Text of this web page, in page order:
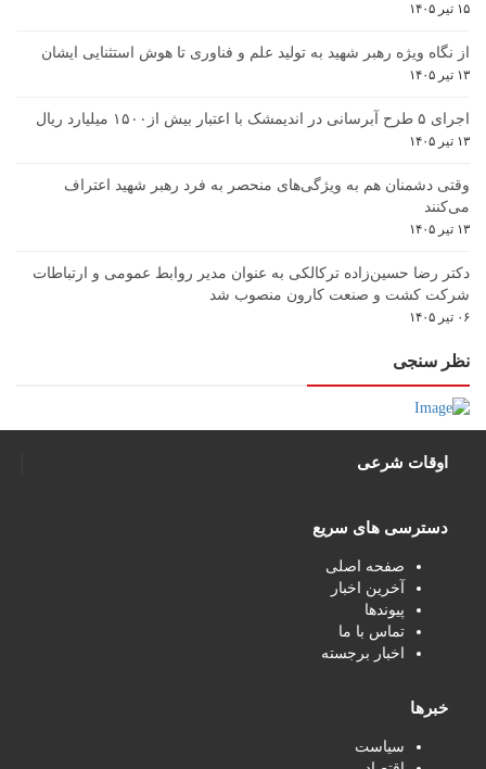
۱۵ تیر ۱۴۰۵
از نگاه ویژه رهبر شهید به تولید علم و فناوری تا هوش استثنایی ایشان
۱۳ تیر ۱۴۰۵
اجرای ۵ طرح آبرسانی در اندیمشک با اعتبار بیش از۱۵۰۰ میلیارد ریال
۱۳ تیر ۱۴۰۵
وقتی دشمنان هم به ویژگی‌های منحصر به فرد رهبر شهید اعتراف
می‌کنند
۱۳ تیر ۱۴۰۵
دکتر رضا حسین‌زاده ترکالکی به عنوان مدیر روابط عمومی و ارتباطات
شرکت کشت و صنعت کارون منصوب شد
۰۶ تیر ۱۴۰۵
نظر سنجی
اوقات شرعی
دسترسی های سریع
صفحه اصلی
آخرین اخبار
پیوندها
تماس با ما
اخبار برجسته
خبرها
سیاست